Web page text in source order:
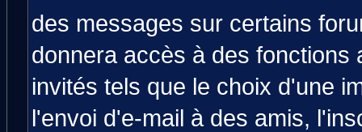
des messages sur certains
donnera accès à des fonctions
invités tels que le choix d'une
l'envoi d'e-mail à des amis,